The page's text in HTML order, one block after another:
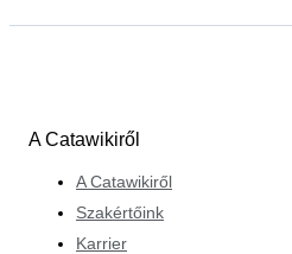
A Catawikiről
A Catawikiről
Szakértőink
Karrier